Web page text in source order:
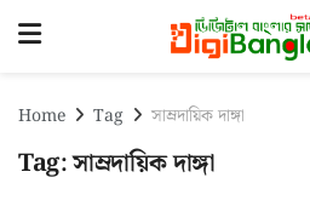
Home Tag সাম্রদায়িক দাঙ্গা
Tag:সাম্রদায়িক দাঙ্গা